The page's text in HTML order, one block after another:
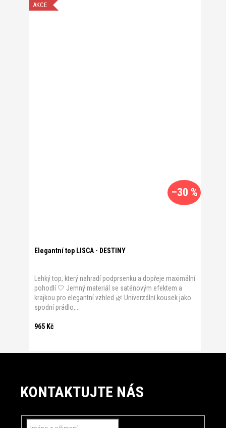
AKCE
–30 %
Elegantní top LISCA - DESTINY
965 Kč
Lehký top, který nahradí podprsenku a dopřeje maximální
pohodlí 🤍 Jemný materiál se saténovým efektem a
krajkou pro elegantní vzhled 🌿 Univerzální kousek jako
spodní prádlo,...
KONTAKTUJTE NÁS